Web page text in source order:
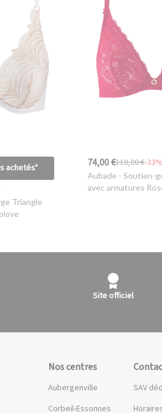
achetés*
Triangle
74,00 €110,00 €-33%
Aubade - Soutien-
avec armatures
Site officiel
Nos centres
Aubergenville
Corbeil-Essonnes
SAV